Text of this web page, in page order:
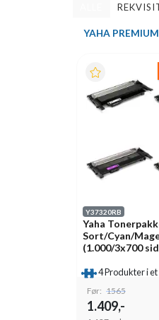
YAHA
Y37320RB
Yaha
Sort/Cyan/
(1.000/3x700
4 Produkter i
Før: 1565
1.409,-